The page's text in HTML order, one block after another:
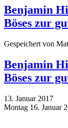
Benjamin
Böses zur
Gespeichert von
Benjamin
Böses zur
13. Januar 2017
Montag 16. Januar